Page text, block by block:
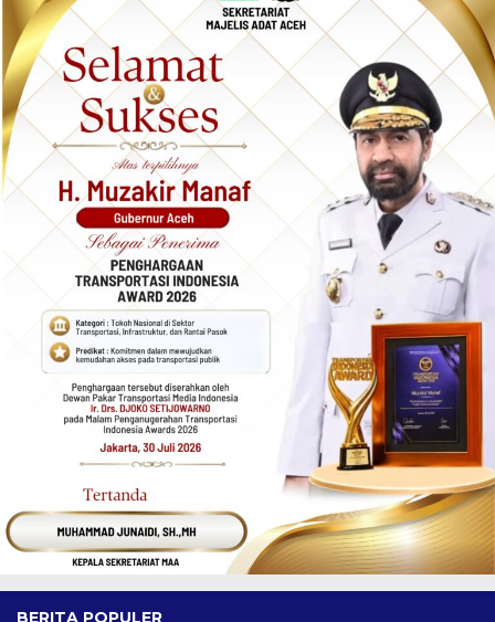
BERITA POPULER